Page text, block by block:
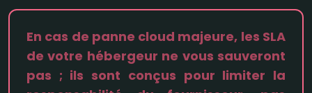
En cas de panne cloud majeure, les SLA
de votre hébergeur ne vous sauveront
pas ; ils sont conçus pour limiter la